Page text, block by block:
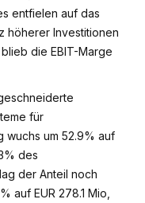
entfielen auf das
höherer Investitionen
die EBIT-Marge
für
wuchs um 52.9% auf
des
der Anteil noch
auf EUR 278.1 Mio,